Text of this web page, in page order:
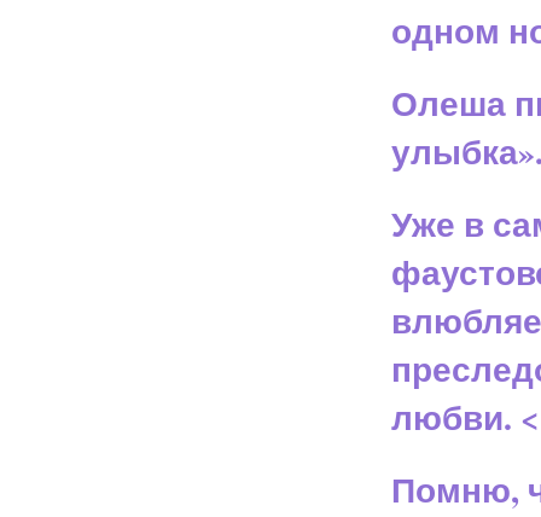
одном
Олеша
Уже в
любви.
Помню,